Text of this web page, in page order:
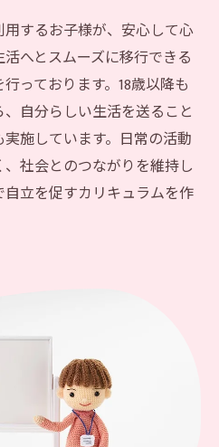
するお子様が、安心して心
へとスムーズに移行できる
っております。18歳以降も
自分らしい生活を送ること
施しています。日常の活動
社会とのつながりを維持し
立を促すカリキュラムを作